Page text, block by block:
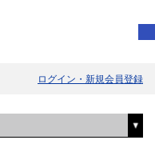
ログイン・新規会員登録